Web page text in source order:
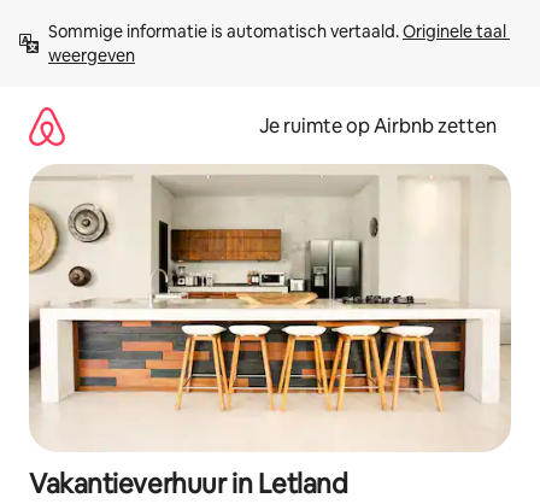
direct
naar
Sommige informatie is automatisch vertaald. Originele taal
weergeven
Je ruimte op Airbnb zetten
Vakantieverhuur in Letland